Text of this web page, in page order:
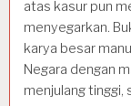
atas kasur pun
menyegarkan.
karya besar
Negara dengan
menjulang tinggi,